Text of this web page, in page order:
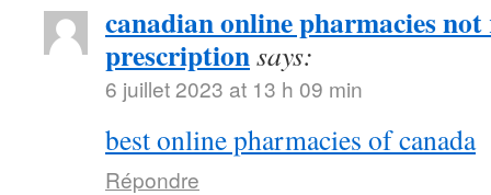
canadian online pharmacies
prescriptionsays:
6 juillet 2023 at 13 h 09 min
best online pharmacies of canada
Répondre